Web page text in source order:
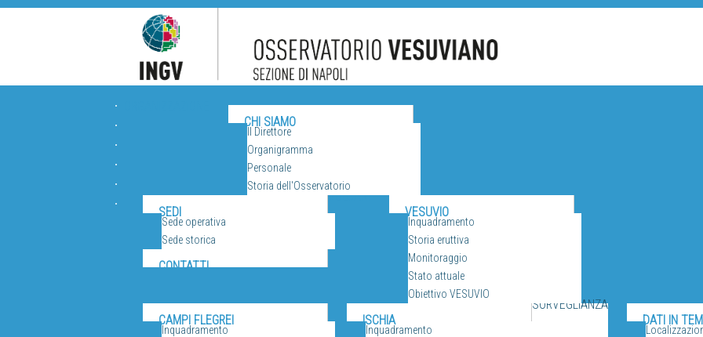
CHI SIAMO
Il Direttore
Organigramma
Personale
Storia dell'Osservatorio
SEDI
Sede operativa
Sede storica
CONTATTI
VULCANI
VESUVIO
Inquadramento
Storia eruttiva
Monitoraggio
Stato attuale
Obiettivo VESUVIO
CAMPI FLEGREI
Inquadramento
ISCHIA
Inquadramento
SORVEGLIANZA
DATI IN